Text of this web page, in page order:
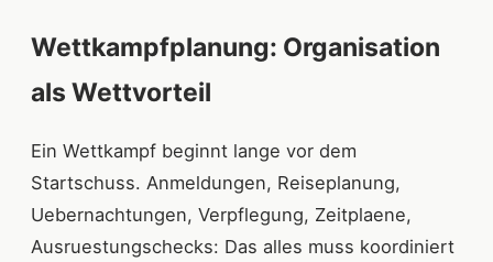
Wettkampfplanung: Organisation
als Wettvorteil
Ein Wettkampf beginnt lange vor dem
Startschuss. Anmeldungen, Reiseplanung,
Uebernachtungen, Verpflegung, Zeitplaene,
Ausruestungschecks: Das alles muss koordiniert